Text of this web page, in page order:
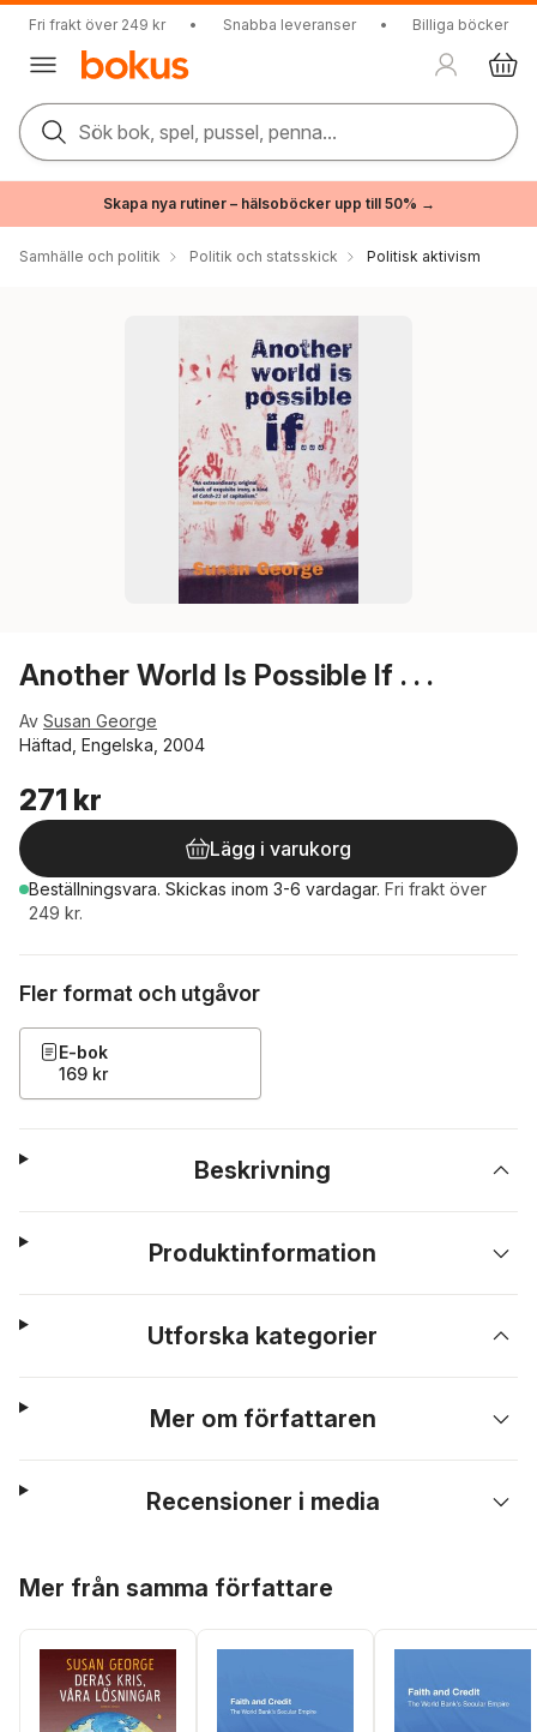
Fri frakt över 249 kr • Snabba leveranser • Billiga böcker
Sök bok, spel, pussel, penna...
Skapa nya rutiner – hälsoböcker upp till 50% →
Samhälle och politik Politik och statsskick Politisk aktivism
Another World Is Possible If . . .
Av Susan George
Häftad, Engelska, 2004
271 kr
Lägg i varukorg
Beställningsvara. Skickas inom 3-6 vardagar. Fri frakt över
249 kr.
Fler format och utgåvor
E-bok
169 kr
Beskrivning
Produktinformation
Utforska kategorier
Mer om författaren
Recensioner i media
Mer från samma författare